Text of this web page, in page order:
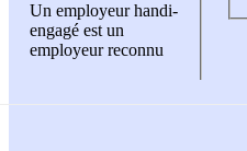
Un employeur handi-
engagé est un
employeur reconnu